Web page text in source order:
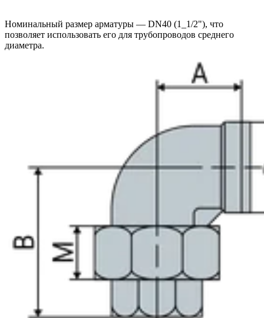
Номинальный размер арматуры — DN40 (1_1/2"), что
позволяет использовать его для трубопроводов среднего
диаметра.